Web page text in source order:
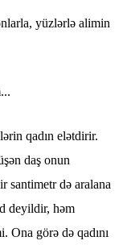
yüzlərlə alimin
qadın elətdirir.
daş onun
santimetr də aralana
deyildir, həm
görə də qadını